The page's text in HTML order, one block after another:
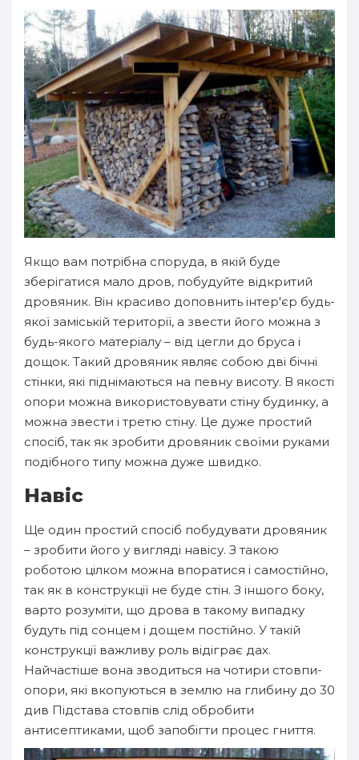
Якщо вам потрібна споруда, в якій буде
зберігатися мало дров, побудуйте відкритий
дровяник. Він красиво доповнить інтер'єр будь-
якої заміській території, а звести його можна з
будь-якого матеріалу – від цегли до бруса і
дощок. Такий дровяник являє собою дві бічні
стінки, які піднімаються на певну висоту. В якості
опори можна використовувати стіну будинку, а
можна звести і третю стіну. Це дуже простий
спосіб, так як зробити дровяник своїми руками
подібного типу можна дуже швидко.
Навіс
Ще один простий спосіб побудувати дровяник
– зробити його у вигляді навісу. З такою
роботою цілком можна впоратися і самостійно,
так як в конструкції не буде стін. З іншого боку,
варто розуміти, що дрова в такому випадку
будуть під сонцем і дощем постійно. У такій
конструкції важливу роль відіграє дах.
Найчастіше вона зводиться на чотири стовпи-
опори, які вкопуються в землю на глибину до 30
див Підстава стовпів слід обробити
антисептиками, щоб запобігти процес гниття.